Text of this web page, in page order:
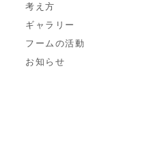
考え方
ギャラリー
フームの活動
お知らせ